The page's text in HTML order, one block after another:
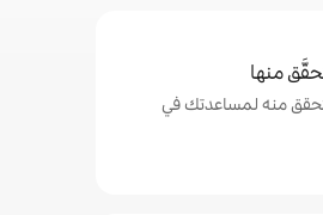
منها
تقييمًا مُتحقق منه لمساعدتك في